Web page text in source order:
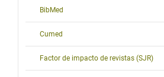
BibMed
Cumed
Factor de impacto de revistas (SJR)